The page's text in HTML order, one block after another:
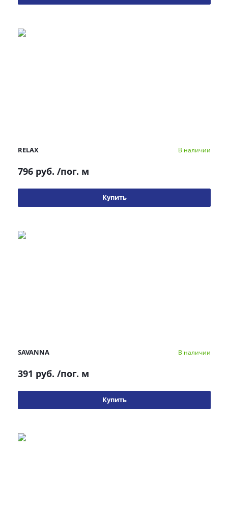
RELAX В наличии
796 руб. /пог. м
Купить
SAVANNA В наличии
391 руб. /пог. м
Купить